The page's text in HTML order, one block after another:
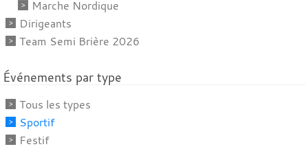
Marche Nordique
Dirigeants
Team Semi Brière 2026
Événements par type
Tous les types
Sportif
Festif